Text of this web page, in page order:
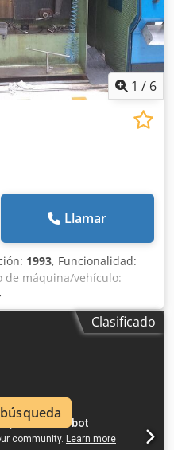
1 / 6
Llamar
1993, Funcionalidad:
de máquina/vehículo:
Tipo de maquina:
Ano: 1993
de fleje: 100 mmClasificado